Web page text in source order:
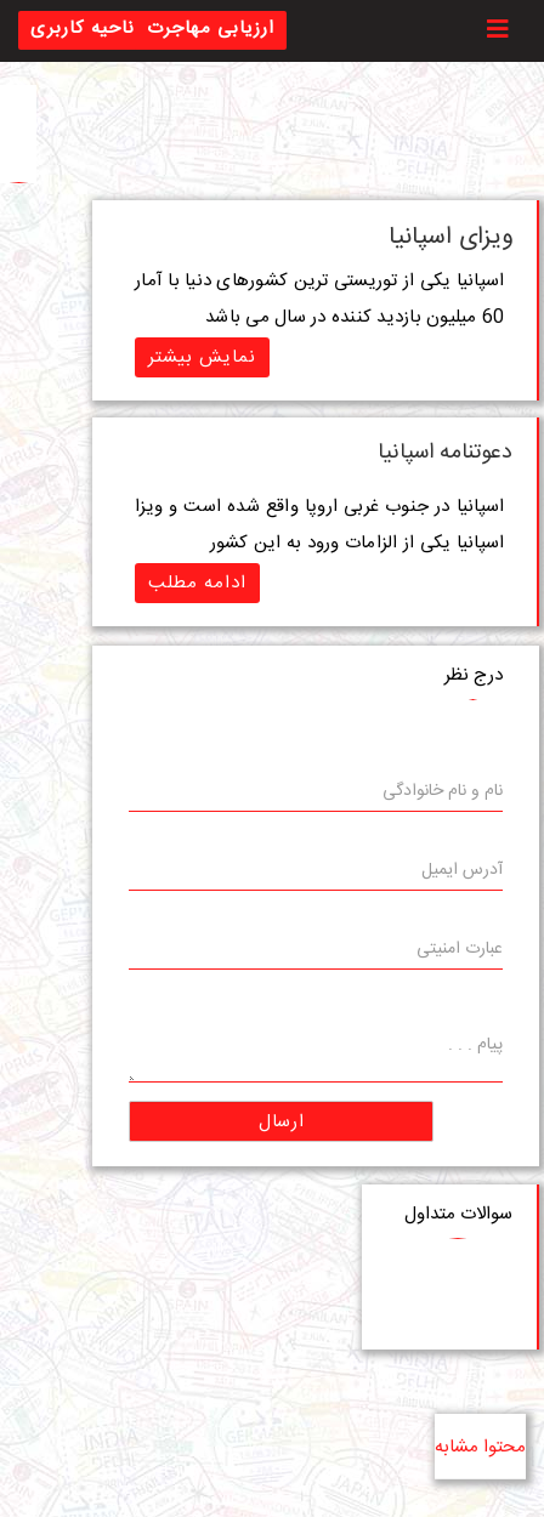
ناحیه کاربری ارزیابی مهاجرت
ویزای اسپانیا
اسپانیا یکی از توریستی ترین کشورهای دنیا با آمار
60 میلیون بازدید کننده در سال می باشد
نمایش بیشتر
دعوتنامه اسپانیا
اسپانیا در جنوب غربی اروپا واقع شده است و ویزا
اسپانیا یکی از الزامات ورود به این کشور
ادامه مطلب
درج نظر
ارسال
سوالات متداول
محتوا مشابه